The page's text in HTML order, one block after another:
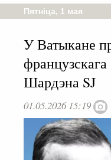
Пятніца, 1 мая
У Ватыкане
французскага
Шардэна SJ
01.05.2026 15:19